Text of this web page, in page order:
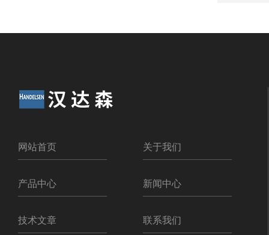
网站首页 关于我们
产品中心 新闻中心
技术文章 联系我们